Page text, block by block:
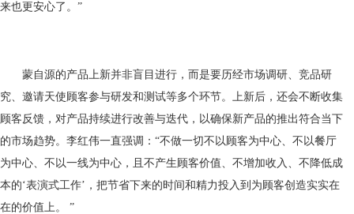
来也更安心了。”
蒙自源的产品上新并非盲目进行，而是要历经市场调研、竞品研
究、邀请天使顾客参与研发和测试等多个环节。上新后，还会不断收集
顾客反馈，对产品持续进行改善与迭代，以确保新产品的推出符合当下
的市场趋势。李红伟一直强调：“不做一切不以顾客为中心、不以餐厅
为中心、不以一线为中心，且不产生顾客价值、不增加收入、不降低成
本的‘表演式工作’，把节省下来的时间和精力投入到为顾客创造实实在
在的价值上。 ”